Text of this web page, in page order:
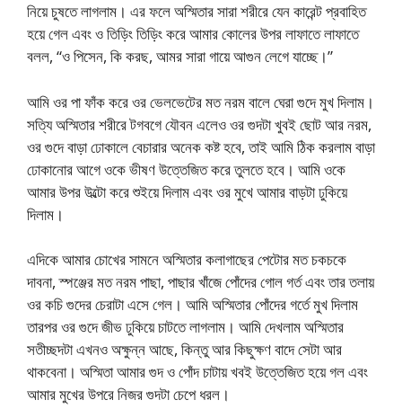
নিয়ে চুষতে লাগলাম। এর ফলে অস্মিতার সারা শরীরে যেন কারেন্ট প্রবাহিত
হয়ে গেল এবং ও তিড়িং তিড়িং করে আমার কোলের উপর লাফাতে লাফাতে
বলল, “ও পিসেন, কি করছ, আমর সারা গায়ে আগুন লেগে যাচ্ছে।”
আমি ওর পা ফাঁক করে ওর ভেলভেটের মত নরম বালে ঘেরা গুদে মুখ দিলাম।
সত্যি অস্মিতার শরীরে টগবগে যৌবন এলেও ওর গুদটা খুবই ছোট আর নরম,
ওর গুদে বাড়া ঢোকালে বেচারার অনেক কষ্ট হবে, তাই আমি ঠিক করলাম বাড়া
ঢোকানোর আগে ওকে ভীষণ উত্তেজিত করে তুলতে হবে। আমি ওকে
আমার উপর উল্টো করে শুইয়ে দিলাম এবং ওর মুখে আমার বাড়টা ঢুকিয়ে
দিলাম।
এদিকে আমার চোখের সামনে অস্মিতার কলাগাছের পেটোর মত চকচকে
দাবনা, স্পঞ্জের মত নরম পাছা, পাছার খাঁজে পোঁদের গোল গর্ত এবং তার তলায়
ওর কচি গুদের চেরাটা এসে গেল। আমি অস্মিতার পোঁদের গর্তে মুখ দিলাম
তারপর ওর গুদে জীভ ঢুকিয়ে চাটতে লাগলাম। আমি দেখলাম অস্মিতার
সতীচ্ছদটা এখনও অক্ষুন্ন আছে, কিন্তু আর কিছুক্ষণ বাদে সেটা আর
থাকবেনা। অস্মিতা আমার গুদ ও পোঁদ চাটায় খবই উত্তেজিত হয়ে গল এবং
আমার মুখের উপরে নিজর গুদটা চেপে ধরল।